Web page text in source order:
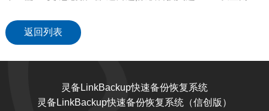
返回列表
灵备LinkBackup快速备份恢复系统
灵备LinkBackup快速备份恢复系统（信创版）